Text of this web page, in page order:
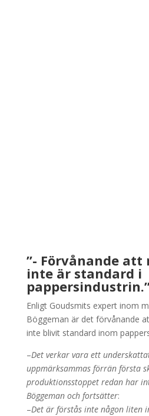
”- Förvånande
inte är standard i
Enligt Goudsmits expert inom
Böggeman är det förvånande
inte blivit standard inom
–Det verkar vara ett
uppmärksammas förrän första
produktionsstoppet redan har
Böggeman och fortsätter:
–Det är förstås inte någon liten